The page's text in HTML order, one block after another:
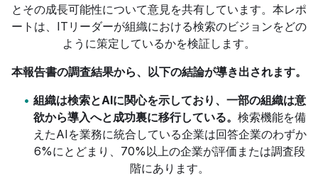
とその成長可能性について意見を共有しています。本レポ
ートは、ITリーダーが組織における検索のビジョンをどの
ように策定しているかを検証します。
本報告書の調査結果から、以下の結論が導き出されます。
組織は検索とAIに関心を示しており、一部の組織は意
欲から導入へと成功裏に移行している。 検索機能を備
えたAIを業務に統合している企業は回答企業のわずか
6%にとどまり、70%以上の企業が評価または調査段
階にあります。